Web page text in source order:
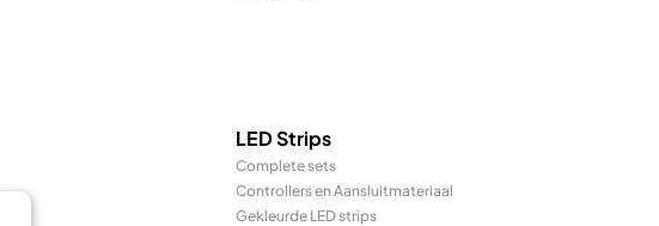
LED Strips
Complete sets
Controllers en Aansluitmateriaal
Gekleurde LED strips